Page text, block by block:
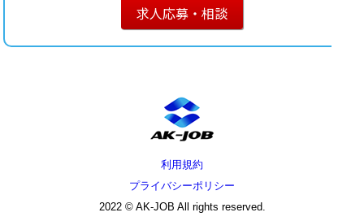
求人応募・相談
利用規約
プライバシーポリシー
2022 © AK-JOB All rights reserved.